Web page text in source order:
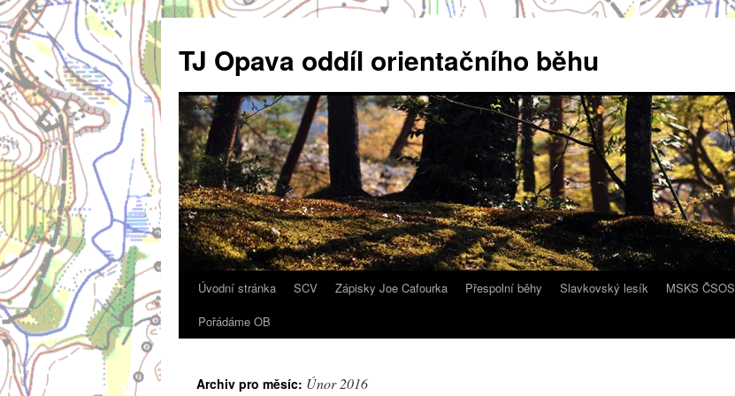
obsahu
webu
TJ Opava oddíl orientačního běhu
Úvodní stránka SCV Zápisky Joe Cafourka Přespolní běhy Slavkovský lesík MSKS ČSOS
Pořádáme OB
Archiv pro měsíc: Únor 2016